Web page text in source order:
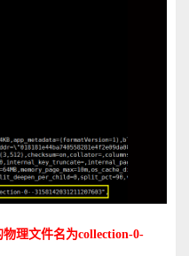
物理文件名为collection-0-